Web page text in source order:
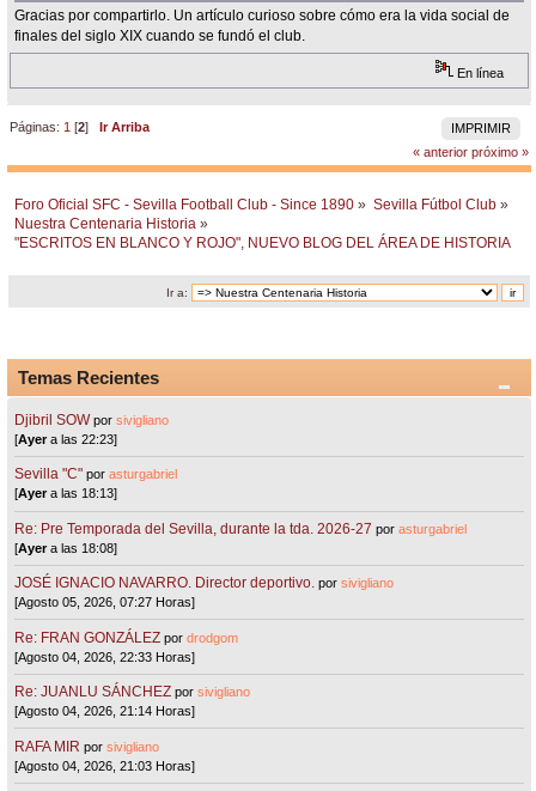
Gracias por compartirlo. Un artículo curioso sobre cómo era la vida social de
finales del siglo XIX cuando se fundó el club.
En línea
IMPRIMIR
Páginas: 1 [2]Ir Arriba
« anterior próximo »
Foro Oficial SFC - Sevilla Football Club - Since 1890 » Sevilla Fútbol Club »
Nuestra Centenaria Historia »
"ESCRITOS EN BLANCO Y ROJO", NUEVO BLOG DEL ÁREA DE HISTORIA
Ir a:
Temas Recientes
Djibril SOW porsivigliano
[Ayera las 22:23]
Sevilla "C"porasturgabriel
[Ayera las 18:13]
Re: Pre Temporada del Sevilla, durante la tda. 2026-27 porasturgabriel
[Ayera las 18:08]
JOSÉ IGNACIO NAVARRO. Director deportivo. porsivigliano
[Agosto 05, 2026, 07:27 Horas]
Re: FRAN GONZÁLEZ pordrodgom
[Agosto 04, 2026, 22:33 Horas]
Re: JUANLU SÁNCHEZ porsivigliano
[Agosto 04, 2026, 21:14 Horas]
RAFA MIR porsivigliano
[Agosto 04, 2026, 21:03 Horas]